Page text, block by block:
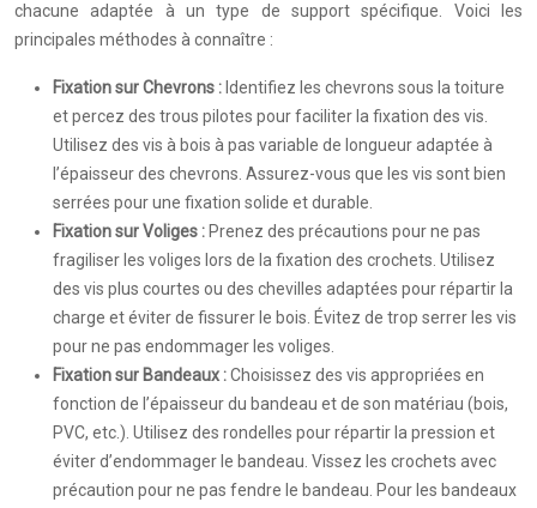
chacune adaptée à un type de support spécifique. Voici les
principales méthodes à connaître :
Fixation sur Chevrons : Identifiez les chevrons sous la toiture
et percez des trous pilotes pour faciliter la fixation des vis.
Utilisez des vis à bois à pas variable de longueur adaptée à
l’épaisseur des chevrons. Assurez-vous que les vis sont bien
serrées pour une fixation solide et durable.
Fixation sur Voliges : Prenez des précautions pour ne pas
fragiliser les voliges lors de la fixation des crochets. Utilisez
des vis plus courtes ou des chevilles adaptées pour répartir la
charge et éviter de fissurer le bois. Évitez de trop serrer les vis
pour ne pas endommager les voliges.
Fixation sur Bandeaux :Choisissez des vis appropriées en
fonction de l’épaisseur du bandeau et de son matériau (bois,
PVC, etc.). Utilisez des rondelles pour répartir la pression et
éviter d’endommager le bandeau. Vissez les crochets avec
précaution pour ne pas fendre le bandeau. Pour les bandeaux